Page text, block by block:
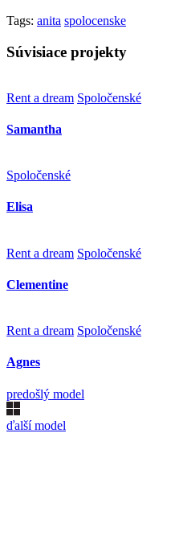
Tags: anita spolocenske
Súvisiace projekty
Rent a dream Spoločenské
Samantha
Spoločenské
Elisa
Rent a dream Spoločenské
Clementine
Rent a dream Spoločenské
Agnes
predošlý model
ďalší model